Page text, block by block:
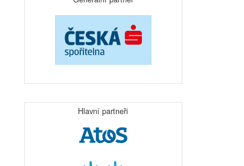
Hlavní partneři